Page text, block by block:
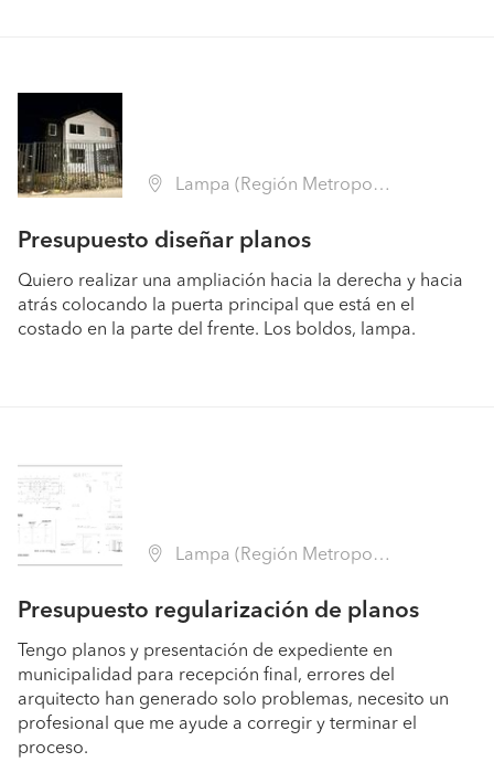
Lampa (Región Metropolitana - Chacabuco)
Presupuesto diseñar planos
Quiero realizar una ampliación hacia la derecha y hacia
atrás colocando la puerta principal que está en el
costado en la parte del frente. Los boldos, lampa.
Lampa (Región Metropolitana - Chacabuco)
Presupuesto regularización de planos
Tengo planos y presentación de expediente en
municipalidad para recepción final, errores del
arquitecto han generado solo problemas, necesito un
profesional que me ayude a corregir y terminar el
proceso.